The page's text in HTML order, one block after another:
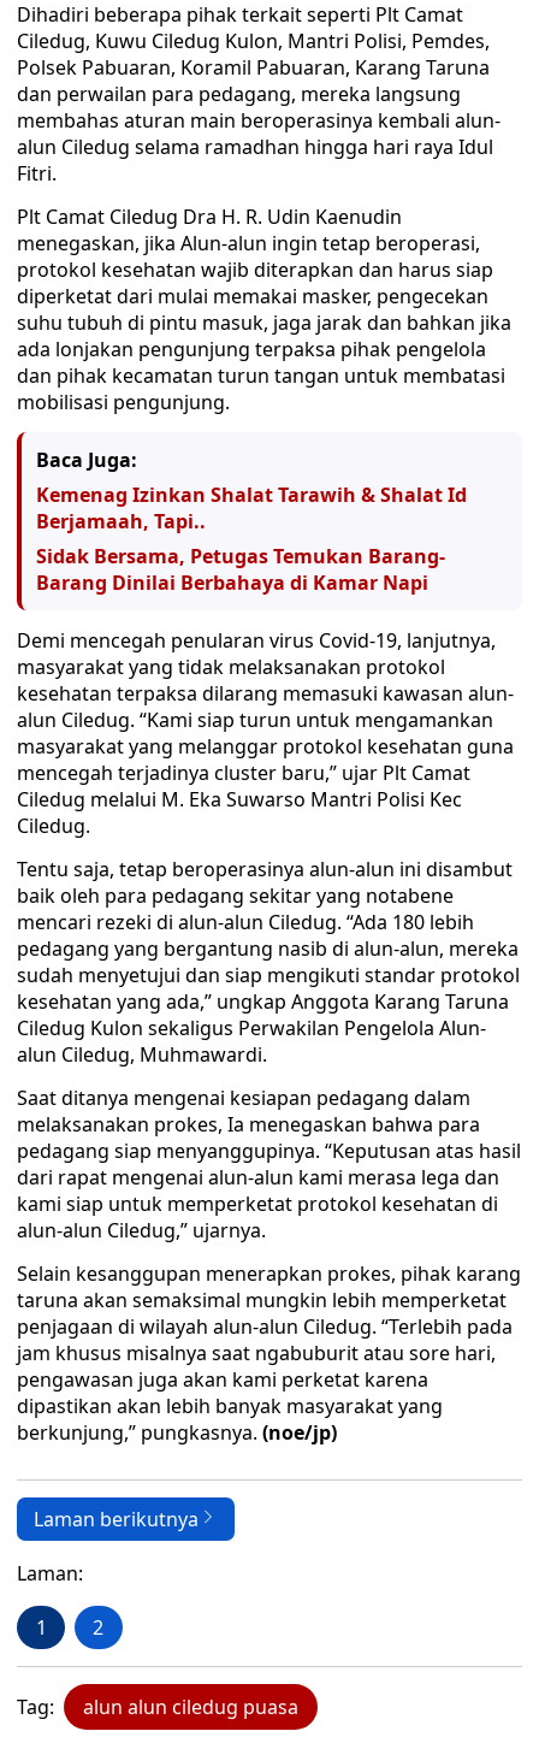
Dihadiri beberapa pihak terkait seperti Plt Camat
Ciledug, Kuwu Ciledug Kulon, Mantri Polisi, Pemdes,
Polsek Pabuaran, Koramil Pabuaran, Karang Taruna
dan perwailan para pedagang, mereka langsung
membahas aturan main beroperasinya kembali alun-
alun Ciledug selama ramadhan hingga hari raya Idul
Fitri.
Plt Camat Ciledug Dra H. R. Udin Kaenudin
menegaskan, jika Alun-alun ingin tetap beroperasi,
protokol kesehatan wajib diterapkan dan harus siap
diperketat dari mulai memakai masker, pengecekan
suhu tubuh di pintu masuk, jaga jarak dan bahkan jika
ada lonjakan pengunjung terpaksa pihak pengelola
dan pihak kecamatan turun tangan untuk membatasi
mobilisasi pengunjung.
Baca Juga:
Kemenag Izinkan Shalat Tarawih & Shalat Id
Berjamaah, Tapi..
Sidak Bersama, Petugas Temukan Barang-
Barang Dinilai Berbahaya di Kamar Napi
Demi mencegah penularan virus Covid-19, lanjutnya,
masyarakat yang tidak melaksanakan protokol
kesehatan terpaksa dilarang memasuki kawasan alun-
alun Ciledug. “Kami siap turun untuk mengamankan
masyarakat yang melanggar protokol kesehatan guna
mencegah terjadinya cluster baru,” ujar Plt Camat
Ciledug melalui M. Eka Suwarso Mantri Polisi Kec
Ciledug.
Tentu saja, tetap beroperasinya alun-alun ini disambut
baik oleh para pedagang sekitar yang notabene
mencari rezeki di alun-alun Ciledug. “Ada 180 lebih
pedagang yang bergantung nasib di alun-alun, mereka
sudah menyetujui dan siap mengikuti standar protokol
kesehatan yang ada,” ungkap Anggota Karang Taruna
Ciledug Kulon sekaligus Perwakilan Pengelola Alun-
alun Ciledug, Muhmawardi.
Saat ditanya mengenai kesiapan pedagang dalam
melaksanakan prokes, Ia menegaskan bahwa para
pedagang siap menyanggupinya. “Keputusan atas hasil
dari rapat mengenai alun-alun kami merasa lega dan
kami siap untuk memperketat protokol kesehatan di
alun-alun Ciledug,” ujarnya.
Selain kesanggupan menerapkan prokes, pihak karang
taruna akan semaksimal mungkin lebih memperketat
penjagaan di wilayah alun-alun Ciledug. “Terlebih pada
jam khusus misalnya saat ngabuburit atau sore hari,
pengawasan juga akan kami perketat karena
dipastikan akan lebih banyak masyarakat yang
berkunjung,” pungkasnya. (noe/jp)
Laman berikutnya
Laman:
1 2
Tag: alun alun ciledug puasa